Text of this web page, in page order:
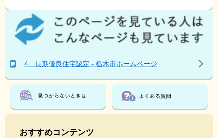
こ
ペ
ジ
を
見
て
る
4 長期優良住宅認定 - 栃木市ホームページ
おすすめコンテンツ